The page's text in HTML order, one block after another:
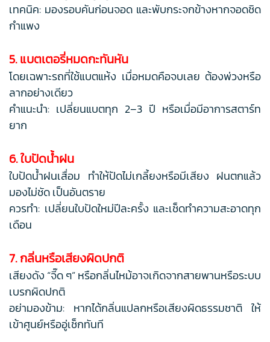
เทคนิค: มองรอบคันก่อนจอด และพับกระจกข้างหากจอดชิด
กำแพง
5. แบตเตอรี่หมดกะทันหัน
โดยเฉพาะรถที่ใช้แบตแห้ง เมื่อหมดคือจบเลย ต้องพ่วงหรือ
ลากอย่างเดียว
คำแนะนำ: เปลี่ยนแบตทุก 2–3 ปี หรือเมื่อมีอาการสตาร์ท
ยาก
6. ใบปัดน้ำฝน
ใบปัดน้ำฝนเสื่อม ทำให้ปัดไม่เกลี้ยงหรือมีเสียง ฝนตกแล้ว
มองไม่ชัด เป็นอันตราย
ควรทำ: เปลี่ยนใบปัดใหม่ปีละครั้ง และเช็ดทำความสะอาดทุก
เดือน
7. กลิ่นหรือเสียงผิดปกติ
เสียงดัง “จี๊ด ๆ” หรือกลิ่นไหม้อาจเกิดจากสายพานหรือระบบ
เบรกผิดปกติ
อย่ามองข้าม: หากได้กลิ่นแปลกหรือเสียงผิดธรรมชาติ ให้
เข้าศูนย์หรืออู่เช็กทันที